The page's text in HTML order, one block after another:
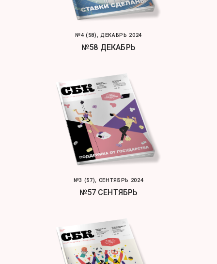
№4 (58), ДЕКАБРЬ 2024
№58 ДЕКАБРЬ
№3 (57), СЕНТЯБРЬ 2024
№57 СЕНТЯБРЬ